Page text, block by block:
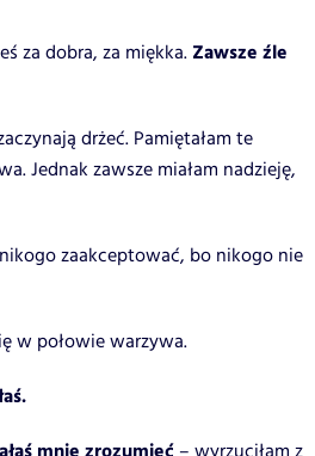
za dobra, za miękka. Zawsze źle
drżeć. Pamiętałam te
Jednak zawsze miałam nadzieję,
zaakceptować, bo nikogo nie
w połowie warzywa.